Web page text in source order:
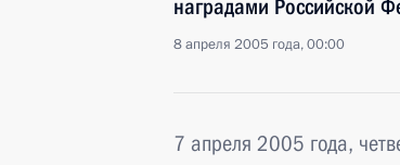
наградами Российской
8 апреля 2005 года, 00:00
7 апреля 2005 года,